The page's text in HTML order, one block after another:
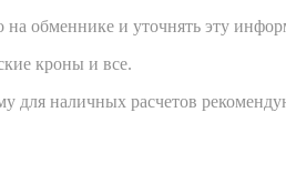
обменнике и уточнять эту
кроны и все.
для наличных расчетов